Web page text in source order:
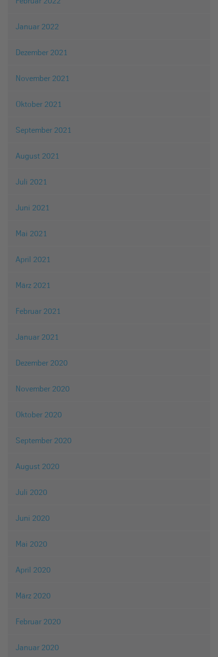
Januar 2022
Dezember 2021
November 2021
Oktober 2021
September 2021
August 2021
Juli 2021
Juni 2021
Mai 2021
April 2021
März 2021
Februar 2021
Januar 2021
Dezember 2020
November 2020
Oktober 2020
September 2020
August 2020
Juli 2020
Juni 2020
Mai 2020
April 2020
März 2020
Februar 2020
Januar 2020